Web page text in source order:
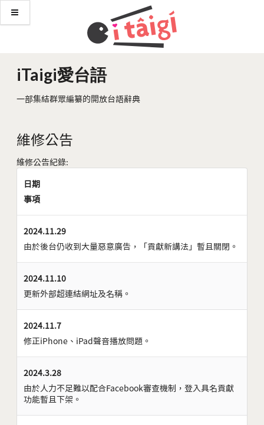
iTaigi愛台語
一部集結群眾編纂的開放台語辭典
維修公告
維修公告紀錄:
日期
事項
2024.11.29
由於後台仍收到大量惡意廣告，「貢獻新講法」暫且關閉。
2024.11.10
更新外部超連結網址及名稱。
2024.11.7
修正iPhone、iPad聲音播放問題。
2024.3.28
由於人力不足難以配合Facebook審查機制，登入具名貢獻
功能暫且下架。